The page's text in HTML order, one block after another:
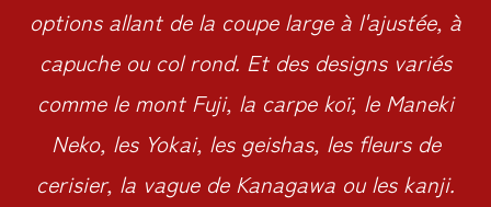
options allant de la coupe large à l'ajustée, à
capuche ou col rond. Et des designs variés
comme le mont Fuji, la carpe koï, le Maneki
Neko, les Yokai, les geishas, les fleurs de
cerisier, la vague de Kanagawa ou les kanji.